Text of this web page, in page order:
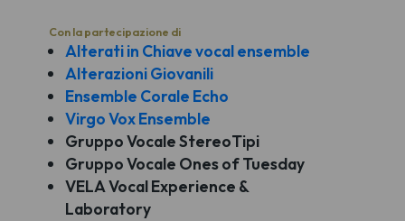
Con la partecipazione di
Alterati in Chiave vocal ensemble
Alterazioni Giovanili
Ensemble Corale Echo
Virgo Vox Ensemble
Gruppo Vocale StereoTipi
Gruppo Vocale Ones of Tuesday
VELA Vocal Experience &
Laboratory